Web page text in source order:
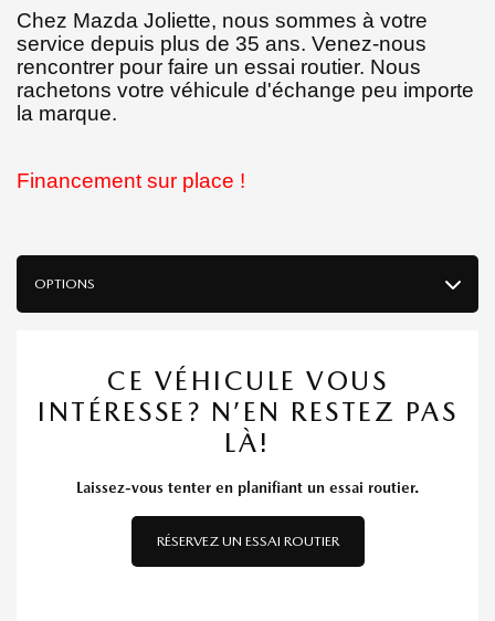
Chez Mazda Joliette, nous sommes à votre
service depuis plus de 35 ans. Venez-nous
rencontrer pour faire un essai routier. Nous
rachetons votre véhicule d'échange peu importe
la marque.
Financement sur place !
OPTIONS
CE VÉHICULE VOUS
INTÉRESSE? N’EN RESTEZ PAS
LÀ!
Laissez-vous tenter en planifiant un essai routier.
RÉSERVEZ UN ESSAI ROUTIER